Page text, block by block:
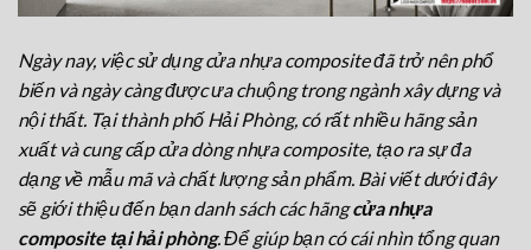
Ngày nay, việc sử dụng cửa nhựa composite đã trở nên phổ
biến và ngày càng được ưa chuộng trong ngành xây dựng và
nội thất. Tại thành phố Hải Phòng, có rất nhiều hãng sản
xuất và cung cấp cửa dòng nhựa composite, tạo ra sự đa
dạng về mẫu mã và chất lượng sản phẩm. Bài viết dưới đây
sẽ giới thiệu đến bạn danh sách các hãngcửa nhựa
composite tại hải phòng. Để giúp bạn có cái nhìn tổng quan